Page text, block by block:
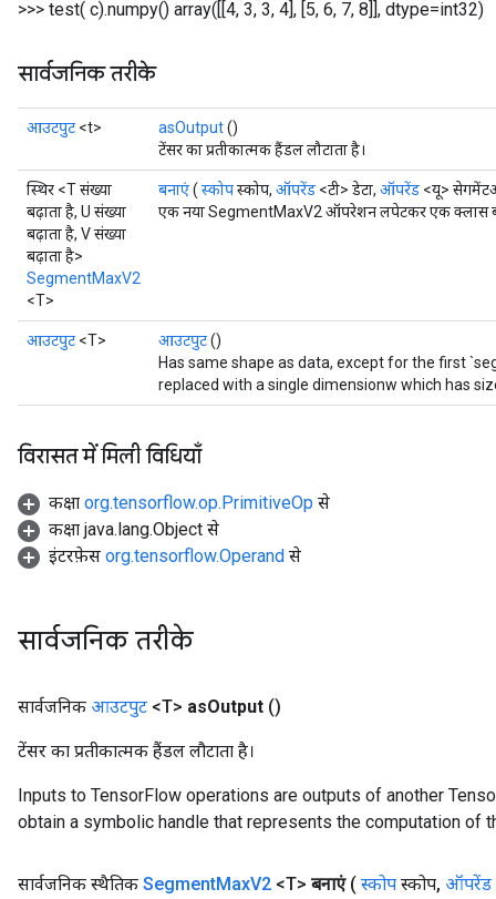
>>> test( c).numpy() array([[4, 3, 3, 4], [5, 6, 7, 8]], dtype=int32)
सार्वजनिक तरीके
आउटपुट <t> asOutput()
टेंसर का प्रतीकात्मक हैंडल लौटाता है।
स्थिर <T संख्या
बढ़ाता है, U संख्या
बढ़ाता है, V संख्या
बढ़ाता है>
SegmentMaxV2
<T>
बनाएं( स्कोपस्कोप, ऑपरेंड <टी> डेटा, ऑपरेंड <यू>
एक नया SegmentMaxV2 ऑपरेशन लपेटकर एक क्लास
आउटपुट <T> आउटपुट()
Has same shape as data, except for the first
replaced with a single dimensionw which has
विरासत में मिली विधियाँ
कक्षा org.tensorflow.op.PrimitiveOp से
कक्षा java.lang.Object से
इंटरफ़ेस org.tensorflow.Operand से
सार्वजनिक तरीके
सार्वजनिक आउटपुट <T> asOutput ()
टेंसर का प्रतीकात्मक हैंडल लौटाता है।
Inputs to TensorFlow operations are outputs of another
obtain a symbolic handle that represents the computation of
सार्वजनिक स्थैतिक SegmentMaxV2 <T> बनाएं ( स्कोप स्कोप, ऑपरेंड